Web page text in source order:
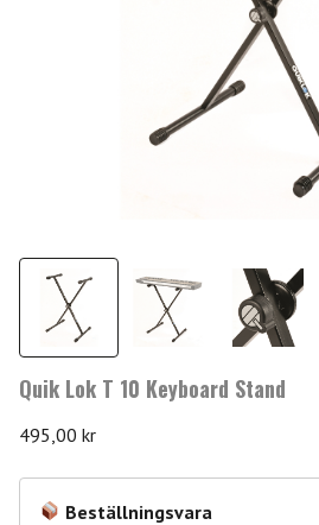
Quik Lok T 10 Keyboard Stand
495,00 kr
Beställningsvara